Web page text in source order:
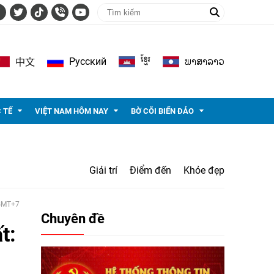
中文 Pусский ខ្មែរ ພາ​ສາ​ລາວ
TẾ VIỆT NAM HÔM NAY BỜ CÕI BIỂN ĐẢO
Giải trí Điểm đến Khỏe đẹp
Chuyên đề